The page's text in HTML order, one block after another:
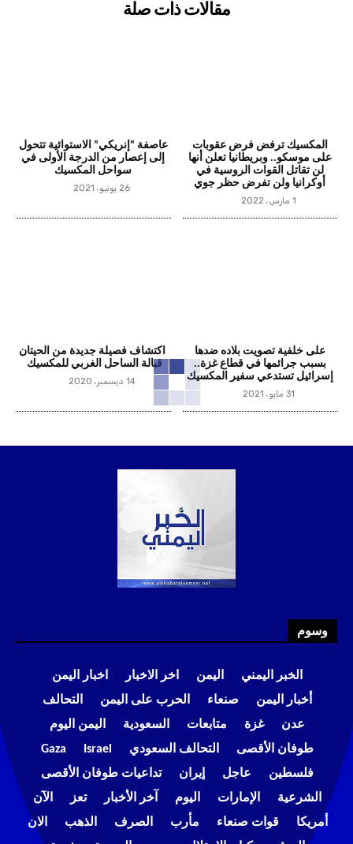
مقالات ذات صلة
المكسيك ترفض فرض عقوبات
على موسكو.. وبريطانيا تعلن أنها
لن تقاتل القوات الروسية في
أوكرانيا ولن تفرض حظر جوي
1 مارس، 2022
عاصفة “إنريكي” الاستوائية تتحول
إلى إعصار من الدرجة الأولى في
سواحل المكسيك
26 يونيو، 2021
على خلفية تصويت بلاده ضدها
بسبب جرائمها في قطاع غزة..
إسرائيل تستدعي سفير المكسيك
31 مايو، 2021
اكتشاف فصيلة جديدة من الحيتان
قبالة الساحل الغربي للمكسيك
14 ديسمبر، 2020
وسوم
الخبر اليمني اليمن اخر الاخبار
اخبار اليمن
أخبار اليمن
صنعاء الحرب على اليمن
التحالف
عدن
غزة متابعات السعودية
اليمن اليوم
طوفان الأقصى
التحالف السعودي Israel
Gaza
فلسطين
عاجل إيران
تداعيات طوفان الأقصى
الشرعية
الإمارات اليوم آخر الأخبار تعز
الآن
أمريكا
قوات صنعاء مأرب الصرف الذهب
الان